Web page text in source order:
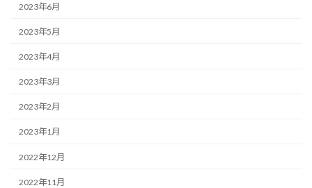
2023年6月
2023年5月
2023年4月
2023年3月
2023年2月
2023年1月
2022年12月
2022年11月